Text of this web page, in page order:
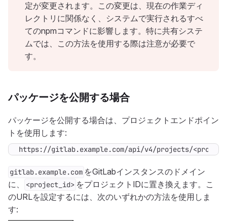
定が変更されます。この変更は、現在の作業ディ
レクトリに関係なく、システムで実行されるすべ
てのnpmコマンドに影響します。特に共有システ
ムでは、この方法を使用する際は注意が必要で
す。
パッケージを公開する場合
パッケージを公開する場合は、プロジェクトエンドポイン
トを使用します:
https://gitlab.example.com/api/v4/projects/
gitlab.example.com をGitLabインスタンスのドメイン
に、
<project_id> をプロジェクトIDに置き換えます。こ
のURLを設定するには、次のいずれかの方法を使用しま
す: